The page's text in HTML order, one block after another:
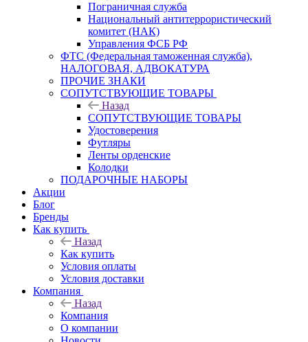
Пограничная служба
Национальный антитеррористический
комитет (НАК)
Управления ФСБ РФ
ФТС (Федеральная таможенная служба),
НАЛОГОВАЯ, АДВОКАТУРА
ПРОЧИЕ ЗНАКИ
СОПУТСТВУЮЩИЕ ТОВАРЫ
Назад
СОПУТСТВУЮЩИЕ ТОВАРЫ
Удостоверения
Футляры
Ленты орденские
Колодки
ПОДАРОЧНЫЕ НАБОРЫ
Акции
Блог
Бренды
Как купить
Назад
Как купить
Условия оплаты
Условия доставки
Компания
Назад
Компания
О компании